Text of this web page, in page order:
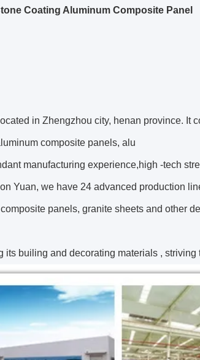
Coating Aluminum Composite Panel
in Zhengzhou city, henan province.
composite panels, alu
manufacturing experience,high -tech
Yuan, we have 24 advanced production
panels, granite sheets and other
builing and decorating materials ,